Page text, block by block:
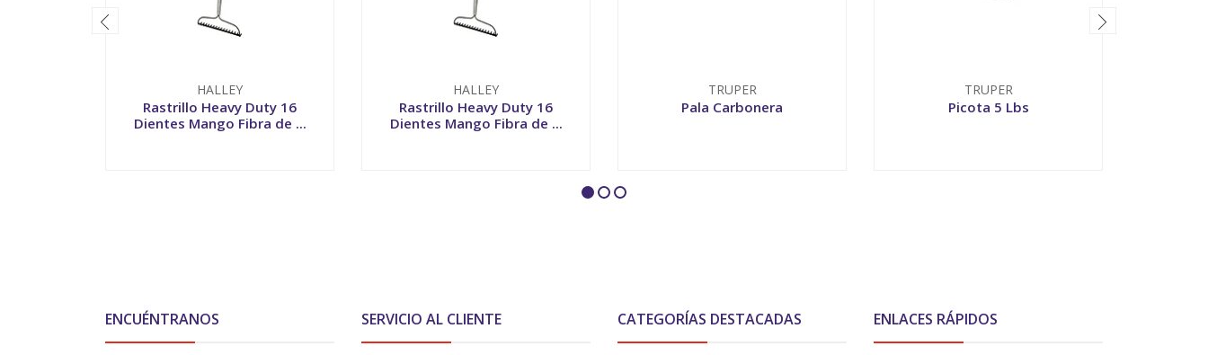
HALLEY
Rastrillo Heavy Duty 16
Dientes Mango Fibra de ...
HALLEY
Rastrillo Heavy Duty 16
Dientes Mango Fibra de ...
TRUPER
Pala Carbonera
TRUPER
Picota 5 Lbs
ENCUÉNTRANOS SERVICIO AL CLIENTE CATEGORÍAS DESTACADAS ENLACES RÁPIDOS